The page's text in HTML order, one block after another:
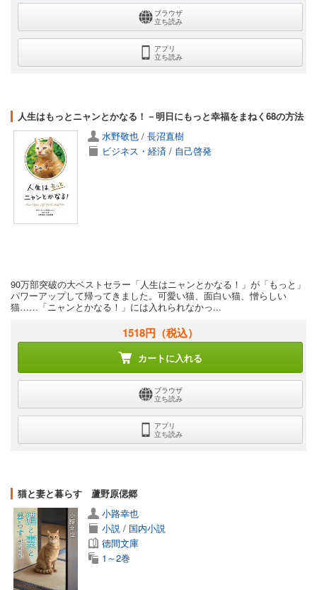
ブラウザ
立ち読み
アプリ
立ち読み
人生はもっとニャンとかなる！－明日にもっと幸福をまねく68の方法
水野敬也 / 長沼直樹
ビジネス・経済 / 自己啓発
90万部突破の大ベストセラー「人生はニャンとかなる！」が「もっと」
パワーアップして帰ってきました。可愛い猫、面白い猫、憎らしい
猫……「ニャンとかなる！」には入れられなかっ...
1518円 （税込）
カートに入れる
ブラウザ
立ち読み
アプリ
立ち読み
猫と妻と暮らす 蘆野原偲郷
小路幸也
小説 / 国内小説
徳間文庫
1～2巻